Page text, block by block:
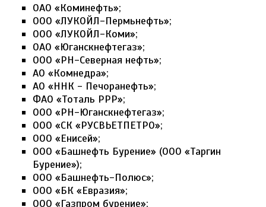
ОАО «Коминефть»;
ООО «ЛУКОЙЛ-Пермьнефть»;
ООО «ЛУКОЙЛ-Коми»;
ОАО «Юганскнефтегаз»;
ООО «РН-Северная нефть»;
АО «Комнедра»;
АО «ННК - Печоранефть»;
ФАО «Тоталь РРР»;
ООО «РН-Юганскнефтегаз»;
ООО «СК «РУСВЬЕТПЕТРО»;
ООО «Енисей»;
ООО «Башнефть Бурение» (ООО «Таргин
Бурение»);
ООО «Башнефть-Полюс»;
ООО «БК «Евразия»;
ООО «Газпром бурение»;